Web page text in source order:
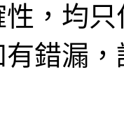
，均
錯漏